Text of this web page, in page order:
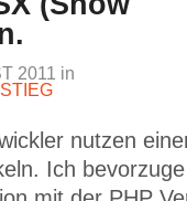
2011 in
nutzen
Ich